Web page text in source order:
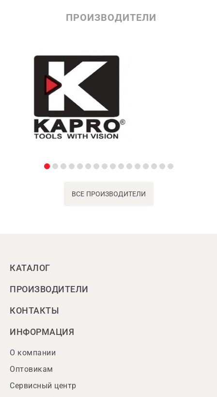
ПРОИЗВОДИТЕЛИ
ВСЕ ПРОИЗВОДИТЕЛИ
КАТАЛОГ
ПРОИЗВОДИТЕЛИ
КОНТАКТЫ
ИНФОРМАЦИЯ
О компании
Оптовикам
Сервисный центр